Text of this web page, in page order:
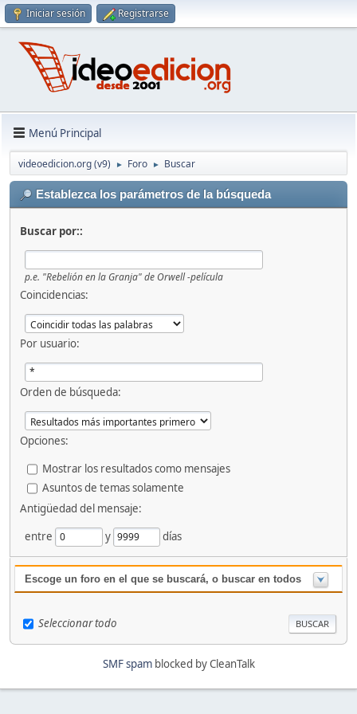
Iniciar sesión Registrarse
Menú Principal
videoedicion.org (v9) ► Foro ► Buscar
Establezca los parámetros de la búsqueda
Buscar por::
p.e. "Rebelión en la Granja" de Orwell -película
Coincidencias:
Por usuario:
Orden de búsqueda:
Opciones:
Mostrar los resultados como mensajes
Asuntos de temas solamente
Antigüedad del mensaje:
entre
y días
Escoge un foro en el que se buscará, o buscar en todos
Seleccionar todo
SMF spamblocked by CleanTalk